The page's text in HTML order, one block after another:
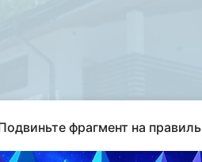
фрагмент на